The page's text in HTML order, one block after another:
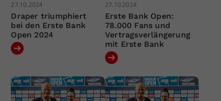
27.10.2024
Draper triumphiert
bei den Erste Bank
Open 2024
27.10.2024
Erste Bank Open:
78.000 Fans und
Vertragsverlängerung
mit Erste Bank